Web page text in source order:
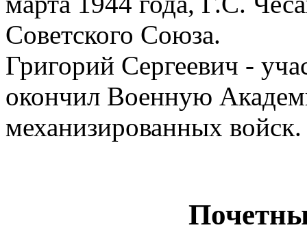
Советского Союза.
Григорий Сергеевич -
окончил Военную
механизированных войск.